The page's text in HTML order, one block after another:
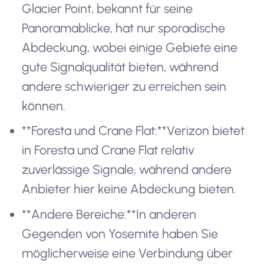
Glacier Point, bekannt für seine
Panoramablicke, hat nur sporadische
Abdeckung, wobei einige Gebiete eine
gute Signalqualität bieten, während
andere schwieriger zu erreichen sein
können.
**Foresta und Crane Flat:**Verizon bietet
in Foresta und Crane Flat relativ
zuverlässige Signale, während andere
Anbieter hier keine Abdeckung bieten.
**Andere Bereiche:**In anderen
Gegenden von Yosemite haben Sie
möglicherweise eine Verbindung über